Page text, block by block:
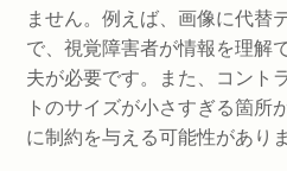
ません。例えば、画像に代替
で、視覚障害者が情報を理解
夫が必要です。また、コント
トのサイズが小さすぎる箇所
に制約を与える可能性がありま